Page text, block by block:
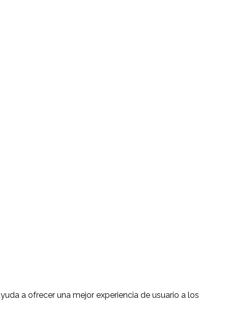
a ofrecer una mejor experiencia de usuario a los